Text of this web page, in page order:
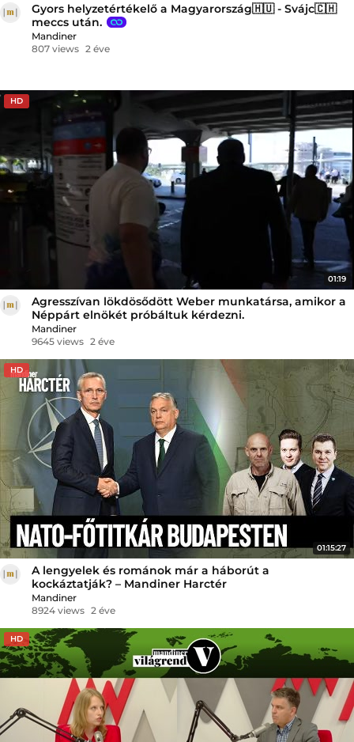
Gyors helyzetértékelő a Magyarország🇭🇺 - Svájc🇨🇭
meccs után.
Mandiner
807 views 2 éve
HD
01:19
Agresszívan lökdösődött Weber munkatársa, amikor a
Néppárt elnökét próbáltuk kérdezni.
Mandiner
9645 views 2 éve
HD
01:15:27
A lengyelek és románok már a háborút a
kockáztatják? – Mandiner Harctér
Mandiner
8924 views 2 éve
HD